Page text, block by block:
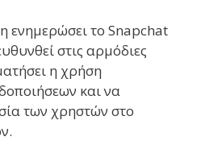
ενημερώσει το Snapchat
στις αρμόδιες
η χρήση
και να
των χρηστών στο